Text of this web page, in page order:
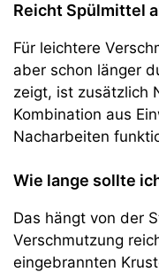
Reicht Spülmittel
Für leichtere
aber schon länger
zeigt, ist zusätzlich
Kombination aus
Nacharbeiten
Wie lange sollte
Das hängt von der
Verschmutzung
eingebrannten